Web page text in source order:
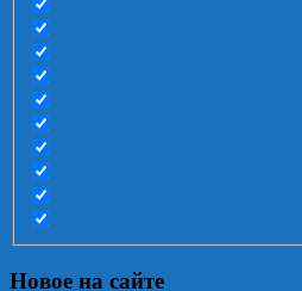
Новое на сайте